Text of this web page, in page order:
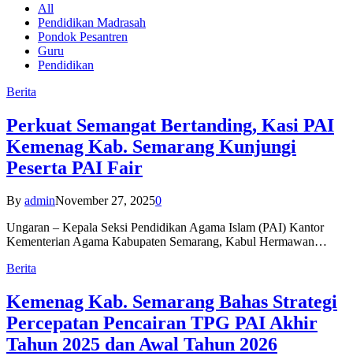
All
Pendidikan Madrasah
Pondok Pesantren
Guru
Pendidikan
Berita
Perkuat Semangat Bertanding, Kasi PAI
Kemenag Kab. Semarang Kunjungi
Peserta PAI Fair
By adminNovember 27, 20250
Ungaran – Kepala Seksi Pendidikan Agama Islam (PAI) Kantor
Kementerian Agama Kabupaten Semarang, Kabul Hermawan…
Berita
Kemenag Kab. Semarang Bahas Strategi
Percepatan Pencairan TPG PAI Akhir
Tahun 2025 dan Awal Tahun 2026